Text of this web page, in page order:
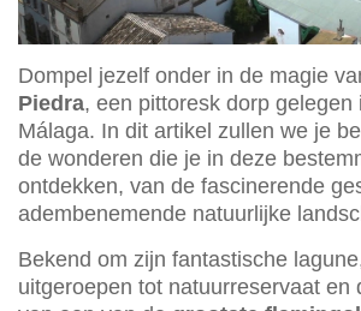
Dompel jezelf onder in de magie
Piedra, een pittoresk dorp gelegen
Málaga. In dit artikel zullen we je
de wonderen die je in deze
ontdekken, van de fascinerende
adembenemende natuurlijke
Bekend om zijn fantastische
uitgeroepen tot natuurreservaat en